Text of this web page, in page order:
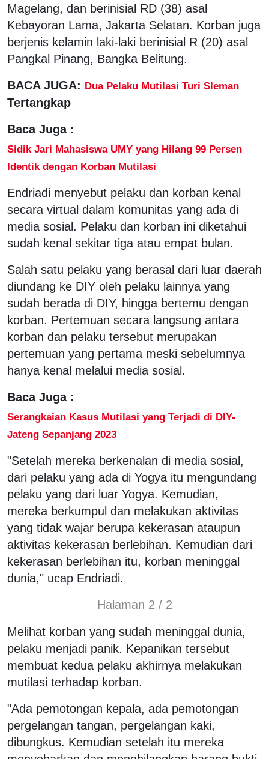
Magelang, dan berinisial RD (38) asal
Kebayoran Lama, Jakarta Selatan. Korban juga
berjenis kelamin laki-laki berinisial R (20) asal
Pangkal Pinang, Bangka Belitung.
BACA JUGA: Dua Pelaku Mutilasi Turi Sleman
Tertangkap
Baca Juga :
Sidik Jari Mahasiswa UMY yang Hilang 99 Persen
Identik dengan Korban Mutilasi
Endriadi menyebut pelaku dan korban kenal
secara virtual dalam komunitas yang ada di
media sosial. Pelaku dan korban ini diketahui
sudah kenal sekitar tiga atau empat bulan.
Salah satu pelaku yang berasal dari luar daerah
diundang ke DIY oleh pelaku lainnya yang
sudah berada di DIY, hingga bertemu dengan
korban. Pertemuan secara langsung antara
korban dan pelaku tersebut merupakan
pertemuan yang pertama meski sebelumnya
hanya kenal melalui media sosial.
Baca Juga :
Serangkaian Kasus Mutilasi yang Terjadi di DIY-
Jateng Sepanjang 2023
"Setelah mereka berkenalan di media sosial,
dari pelaku yang ada di Yogya itu mengundang
pelaku yang dari luar Yogya. Kemudian,
mereka berkumpul dan melakukan aktivitas
yang tidak wajar berupa kekerasan ataupun
aktivitas kekerasan berlebihan. Kemudian dari
kekerasan berlebihan itu, korban meninggal
dunia," ucap Endriadi.
Halaman 2 / 2
Melihat korban yang sudah meninggal dunia,
pelaku menjadi panik. Kepanikan tersebut
membuat kedua pelaku akhirnya melakukan
mutilasi terhadap korban.
"Ada pemotongan kepala, ada pemotongan
pergelangan tangan, pergelangan kaki,
dibungkus. Kemudian setelah itu mereka